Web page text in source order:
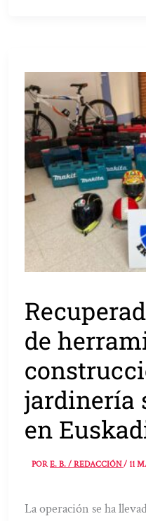
de
jardinería
en
PORE. B. / REDACCIÓN/11
La operación se ha